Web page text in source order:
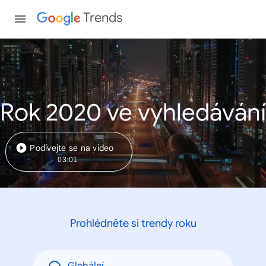
Trends
Rok 2020 ve vyhledávání
Podívejte se na video
03:01
Prohlédněte si trendy roku